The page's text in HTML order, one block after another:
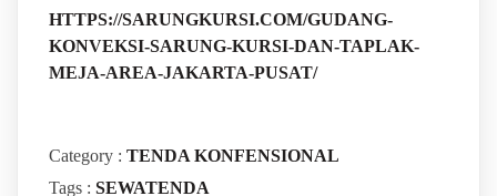
HTTPS://SARUNGKURSI.COM/GUDANG-
KONVEKSI-SARUNG-KURSI-DAN-TAPLAK-
MEJA-AREA-JAKARTA-PUSAT/
Category : TENDA KONFENSIONAL
Tags : SEWATENDA